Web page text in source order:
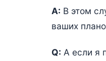
A: В этом
ваших
Q: А если я